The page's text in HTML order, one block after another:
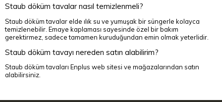
Staub döküm tavalar nasıl temizlenmeli?
Staub döküm tavalar elde ılık su ve yumuşak bir süngerle kolayca
temizlenebilir. Emaye kaplaması sayesinde özel bir bakım
gerektirmez, sadece tamamen kuruduğundan emin olmak yeterlidir.
Staub döküm tavayı nereden satın alabilirim?
Staub döküm tavaları Enplus web sitesi ve mağazalarından satın
alabilirsiniz.